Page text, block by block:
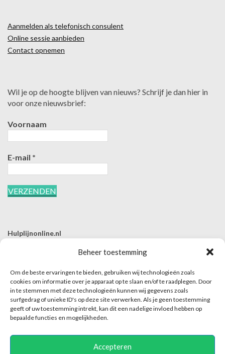
Beheer toestemming
Om de beste ervaringen te bieden, gebruiken wij technologieën zoals
cookies om informatie over je apparaat op te slaan en/of te raadplegen. Door
in te stemmen met deze technologieën kunnen wij gegevens zoals
surfgedrag of unieke ID's op deze site verwerken. Als je geen toestemming
geeft of uw toestemming intrekt, kan dit een nadelige invloed hebben op
bepaalde functies en mogelijkheden.
Accepteren
Aanmelden als telefonisch consulent
Online sessie aanbieden
Contact opnemen
Wil je op de hoogte blijven van nieuws? Schrijf je dan hier in
voor onze nieuwsbrief:
Voornaam
E-mail *
Hulplijnonline.nl
E | info@hulplijnonline.nl
Contactformulier
Over Hulplijnonline.nl
Het team van Hulplijnonline.nl